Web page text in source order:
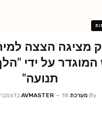
מציגה הצצה
על ידי
תנועה"
By מערכת AVMASTER 18 בדצמבר 2024